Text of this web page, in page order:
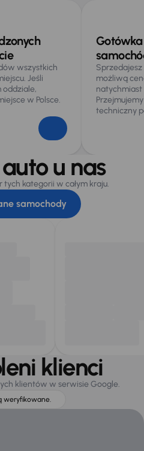
wszystkich
Jeśli
oddziale,
w Polsce.
możliwą
techniczny
u nas
kategorii w całym kraju.
samochody
klienci
klientów w serwisie Google.
weryfikowane.